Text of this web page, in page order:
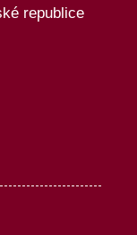
republice